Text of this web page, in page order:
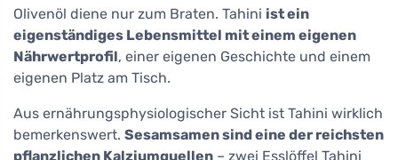
Olivenöl diene nur zum Braten. Tahini ist ein
eigenständiges Lebensmittel mit einem eigenen
Nährwertprofil, einer eigenen Geschichte und einem
eigenen Platz am Tisch.
Aus ernährungsphysiologischer Sicht ist Tahini wirklich
bemerkenswert. Sesamsamen sind eine der reichsten
pflanzlichen Kalziumquellen – zwei Esslöffel Tahini